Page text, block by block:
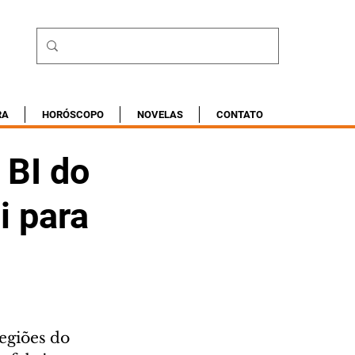
HORÓSCOPO NOVELAS CONTATO
do
para
do